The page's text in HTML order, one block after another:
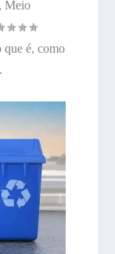
Meio
é, como